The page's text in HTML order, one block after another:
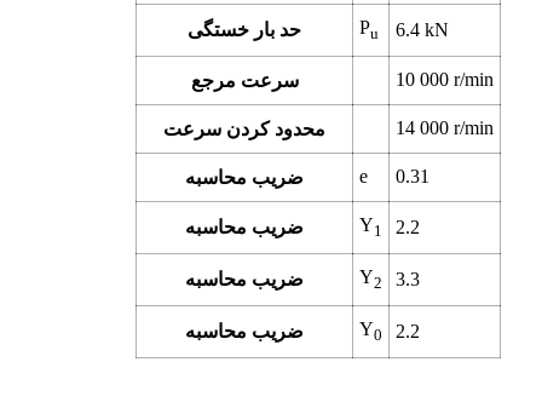
حد بار خستگی Pu 6.4 kN
سرعت مرجع 10 000 r/min
محدود کردن سرعت 14 000 r/min
ضریب محاسبه e 0.31
ضریب محاسبه Y1 2.2
ضریب محاسبه Y2 3.3
ضریب محاسبه Y0 2.2